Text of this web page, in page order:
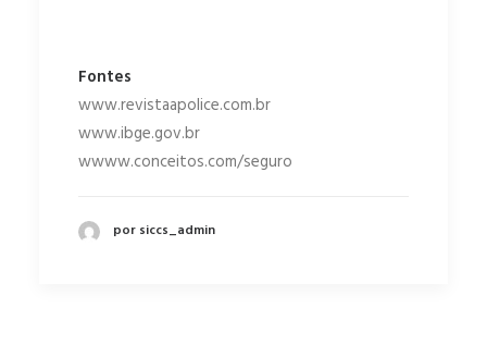
Fontes
www.revistaapolice.com.br
www.ibge.gov.br
wwww.conceitos.com/seguro
por siccs_admin